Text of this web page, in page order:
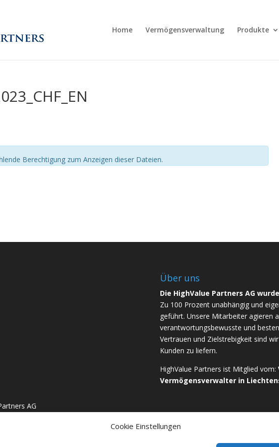
Cookie Einstellungen
Home Vermögensverwaltung Produkte
Berechtigung zum Anzeigen dieser Dateien.
AG
Über uns
Die HighValue Partners AG
Zu 100 Prozent unabhängig und
geführt. Unsere Mitarbeiter agieren
verantwortungsbewusste und
Vertrauen und Zielstrebigkeit sind
Kunden zu liefern.
HighValue Partners ist Mitglied vom:
Vermögensverwalter in